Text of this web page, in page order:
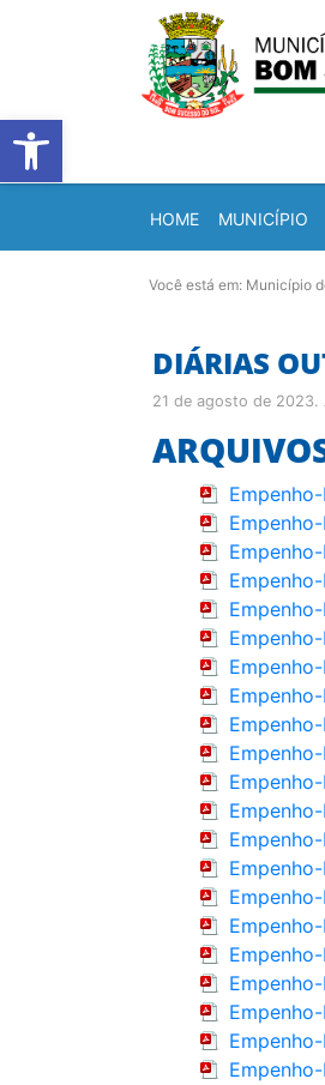
Barra de
HOME MUNICÍPIO
Você está em: Município
DIÁRIAS
21 de agosto de 2023.